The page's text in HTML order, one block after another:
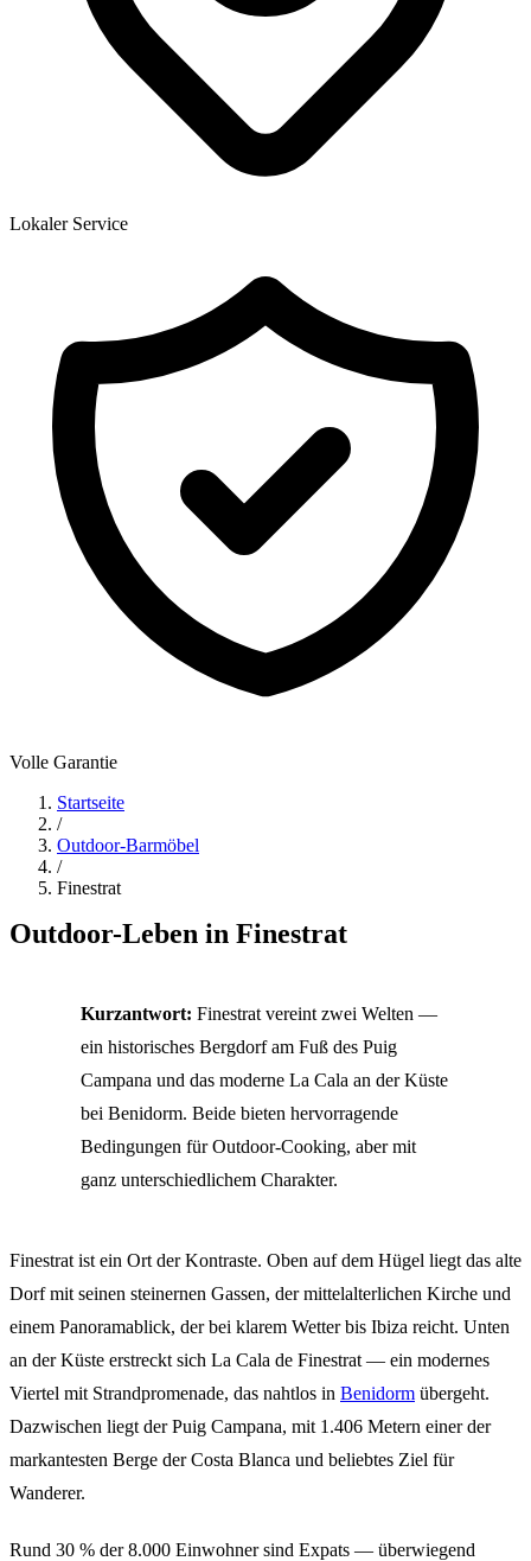
Lokaler Service
Volle Garantie
Startseite
/
Outdoor-Barmöbel
/
Finestrat
Outdoor-Leben in Finestrat
Kurzantwort: Finestrat vereint zwei Welten —
ein historisches Bergdorf am Fuß des Puig
Campana und das moderne La Cala an der Küste
bei Benidorm. Beide bieten hervorragende
Bedingungen für Outdoor-Cooking, aber mit
ganz unterschiedlichem Charakter.
Finestrat ist ein Ort der Kontraste. Oben auf dem Hügel liegt das alte
Dorf mit seinen steinernen Gassen, der mittelalterlichen Kirche und
einem Panoramablick, der bei klarem Wetter bis Ibiza reicht. Unten
an der Küste erstreckt sich La Cala de Finestrat — ein modernes
Viertel mit Strandpromenade, das nahtlos in Benidorm übergeht.
Dazwischen liegt der Puig Campana, mit 1.406 Metern einer der
markantesten Berge der Costa Blanca und beliebtes Ziel für
Wanderer.
Rund 30 % der 8.000 Einwohner sind Expats — überwiegend